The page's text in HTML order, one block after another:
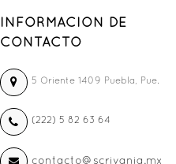
INFORMACION DE
CONTACTO
5 Oriente 1409 Puebla, Pue.
(222) 5 82 63 64
contacto@scrivania.mx